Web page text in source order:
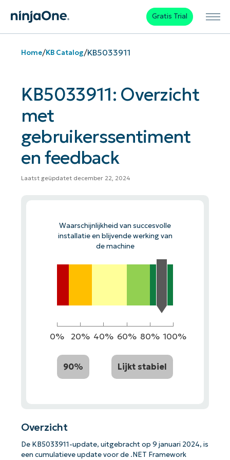
Gratis Trial
Home/KB Catalog/KB5033911
KB5033911: Overzicht
met
gebruikerssentiment
en feedback
Laatst geüpdatet december 22, 2024
Waarschijnlijkheid van succesvolle
installatie en blijvende werking van
de machine
0% 20% 40% 60% 80% 100%
90% Lijkt stabiel
Overzicht
De KB5033911-update, uitgebracht op 9 januari 2024, is
een cumulatieve update voor de .NET Framework